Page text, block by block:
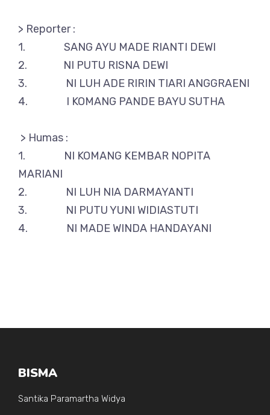
> Reporter :
1. SANG AYU MADE RIANTI DEWI
2. NI PUTU RISNA DEWI
3. NI LUH ADE RIRIN TIARI ANGGRAENI
4. I KOMANG PANDE BAYU SUTHA
> Humas :
1. NI KOMANG KEMBAR NOPITA
MARIANI
2. NI LUH NIA DARMAYANTI
3. NI PUTU YUNI WIDIASTUTI
4. NI MADE WINDA HANDAYANI
BISMA
Santika Paramartha Widya